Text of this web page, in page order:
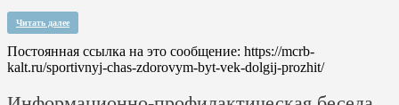
Читать далее
Постоянная ссылка на это сообщение: https://mcrb-
kalt.ru/sportivnyj-chas-zdorovym-byt-vek-dolgij-prozhit/